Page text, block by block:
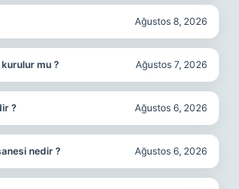
Ağustos 8, 2026
kurulur mu ? Ağustos 7, 2026
? Ağustos 6, 2026
nedir ? Ağustos 6, 2026